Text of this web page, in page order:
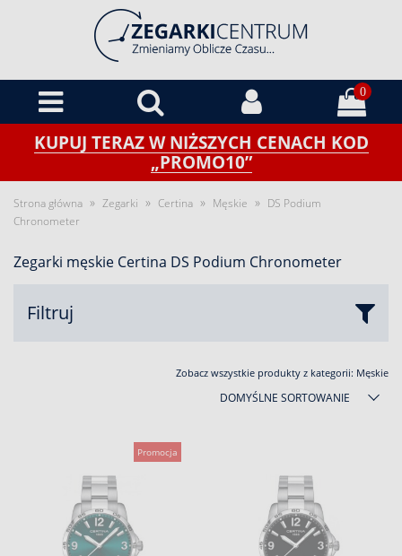
0
KUPUJ TERAZ W NIŻSZYCH CENACH KOD
„PROMO10”
Strona główna » Zegarki » Certina » Męskie » DS Podium
Chronometer
Zegarki męskie Certina DS Podium Chronometer
Filtruj
Zobacz wszystkie produkty z kategorii: Męskie
DOMYŚLNE SORTOWANIE
Promocja